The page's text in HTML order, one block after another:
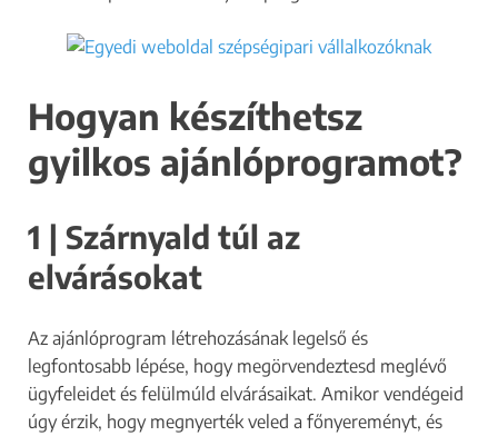
Hogyan készíthetsz
gyilkos ajánlóprogramot?
1 | Szárnyald túl az
elvárásokat
Az ajánlóprogram létrehozásának legelső és
legfontosabb lépése, hogy megörvendeztesd meglévő
ügyfeleidet és felülmúld elvárásaikat. Amikor vendégeid
úgy érzik, hogy megnyerték veled a főnyereményt, és